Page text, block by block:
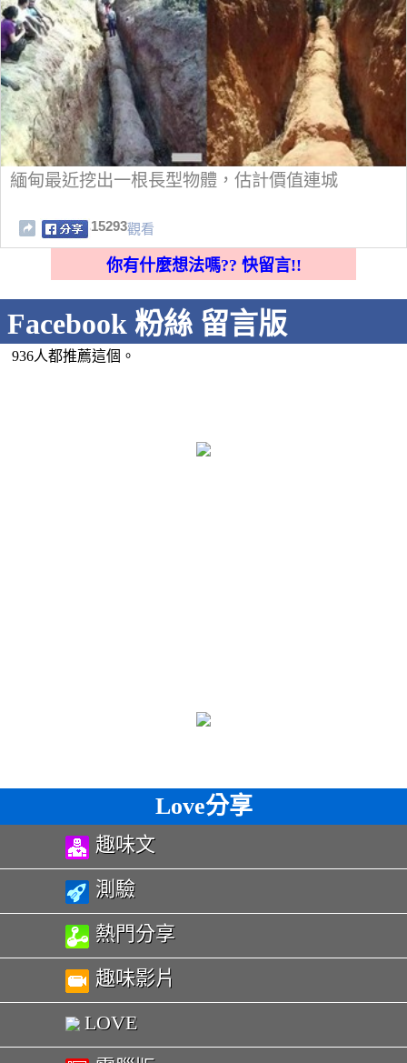
緬甸最近挖出一根長型物體，估計價值連城
15293觀看
你有什麼想法嗎?? 快留言!!
Facebook 粉絲 留言版
936人都推薦這個。
Love分享
趣味文
測驗
熱門分享
趣味影片
LOVE